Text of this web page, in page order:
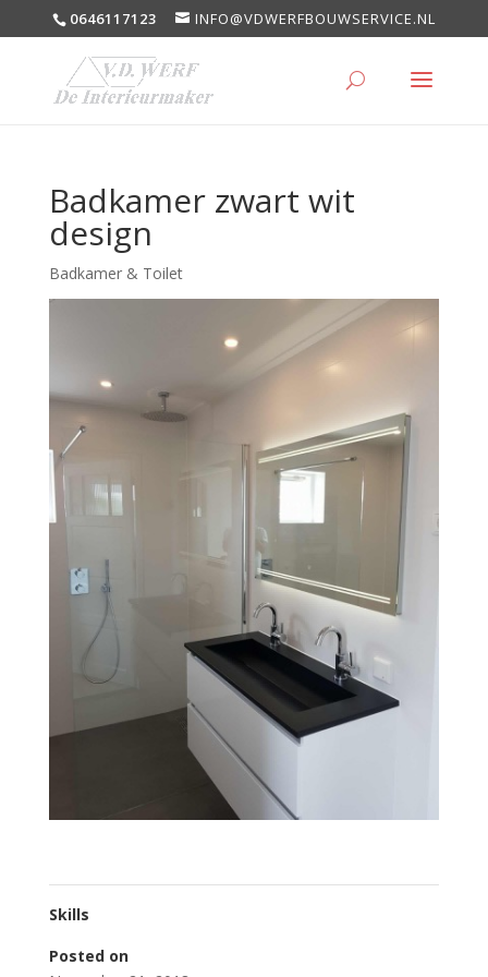
0646117123 INFO@VDWERFBOUWSERVICE.NL
Badkamer zwart wit
design
Badkamer & Toilet
Skills
Posted on